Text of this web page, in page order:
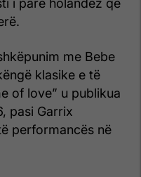
me Bebe
klasike e të
of love” u publikua
pasi Garrix
performancës në